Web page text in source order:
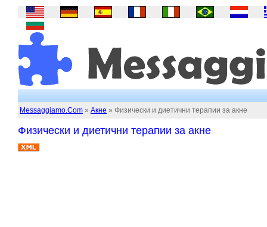
Messaggiamo.Com » Акне » Физически и диетични терапии за акне
Физически и диетични терапии за акне